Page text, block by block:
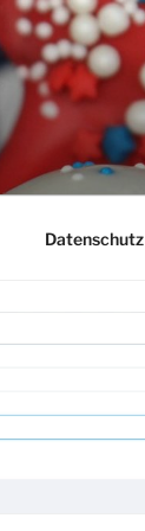
Datenschutz